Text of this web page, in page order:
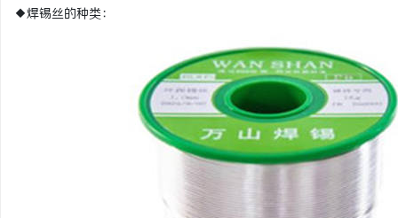
◆焊锡丝的种类：
贝净 AC 国际医疗实验
全解析